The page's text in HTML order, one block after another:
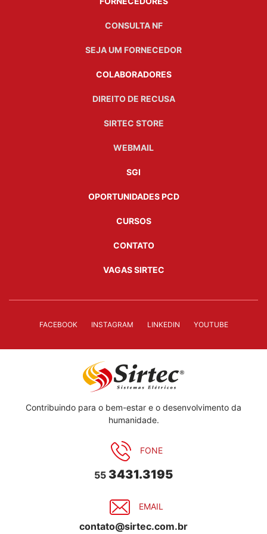
CONSULTA NF
SEJA UM FORNECEDOR
COLABORADORES
DIREITO DE RECUSA
SIRTEC STORE
WEBMAIL
SGI
OPORTUNIDADES PCD
CURSOS
CONTATO
VAGAS SIRTEC
FACEBOOK INSTAGRAM LINKEDIN YOUTUBE
Contribuindo para o bem-estar e o desenvolvimento da
humanidade.
FONE
55 3431.3195
EMAIL
contato@sirtec.com.br